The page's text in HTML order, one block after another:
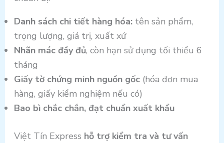
Danh sách chi tiết hàng hóa:tên sản phẩm,
trọng lượng, giá trị, xuất xứ
Nhãn mác đầy đủ, còn hạn sử dụng tối thiểu 6
tháng
Giấy tờ chứng minh nguồn gốc(hóa đơn mua
hàng, giấy kiểm nghiệm nếu có)
Bao bì chắc chắn, đạt chuẩn xuất khẩu
Việt Tín Express hỗ trợ kiểm tra và tư vấn